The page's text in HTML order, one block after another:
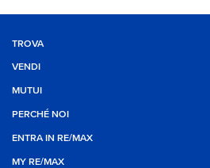
TROVA
VENDI
MUTUI
PERCHÉ NOI
ENTRA IN RE/MAX
MY RE/MAX